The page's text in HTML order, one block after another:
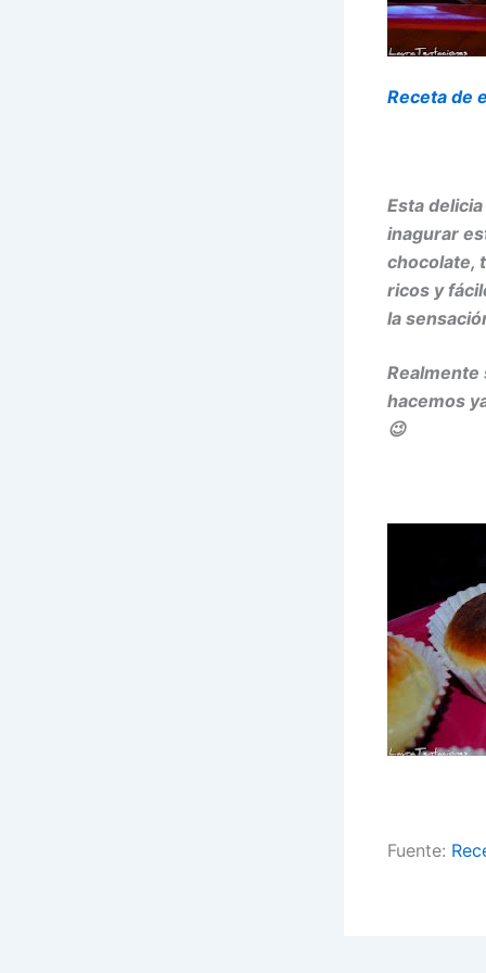
Receta de
Esta
inagurar
chocolate,
ricos y
la
Realmente
hacemos
😉
Fuente: